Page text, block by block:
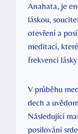
Anahata, je
láskou,
otevření a
meditací,
frekvenci
V průběhu
dech a
Následující
posilování